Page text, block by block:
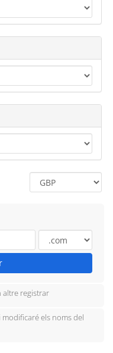
altre registrar
els noms del